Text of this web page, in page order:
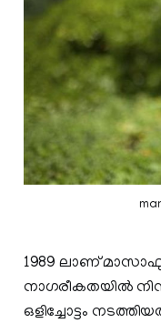
1989 ലാണ്
നാഗരീകതയില്‍
ഒളിച്ചോട്ടം